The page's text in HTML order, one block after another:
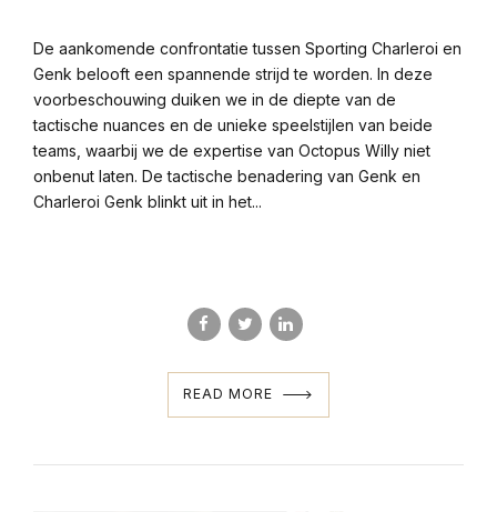
De aankomende confrontatie tussen Sporting Charleroi en
Genk belooft een spannende strijd te worden. In deze
voorbeschouwing duiken we in de diepte van de
tactische nuances en de unieke speelstijlen van beide
teams, waarbij we de expertise van Octopus Willy niet
onbenut laten. De tactische benadering van Genk en
Charleroi Genk blinkt uit in het...
READ MORE